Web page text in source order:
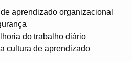
aprendizado organizacional
do trabalho diário
cultura de aprendizado